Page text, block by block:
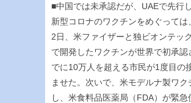
■中国では未承認だが、UAEで先行
新型コロナのワクチンをめぐっては
2日、米ファイザーと独ビオンテッ
で開発したワクチンが世界で初承認
でに10万人を超える市民が1度目の
ませた。次いで、米モデルナ製ワク
し、米食料品医薬局（FDA）が緊急